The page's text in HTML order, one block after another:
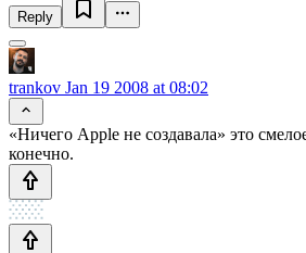
Reply
trankov Jan 19 2008 at 08:02
«Ничего Apple не создавала» это
конечно.